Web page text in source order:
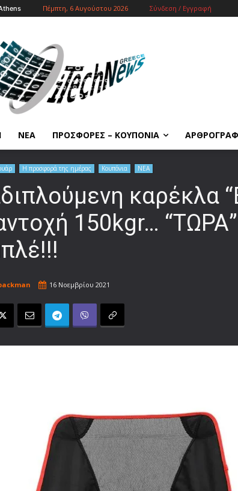
Πέμπτη, 6 Αυγούστου 2026 Σύνδεση / Εγγραφή
ΝΕΑ ΠΡΟΣΦΟΡΕΣ – ΚΟΥΠΟΝΙΑ
Η προσφορά της ημέρας Κουπόνια ΝΕΑ
καρέκλα
150kgr…
16 Νοεμβρίου 2021